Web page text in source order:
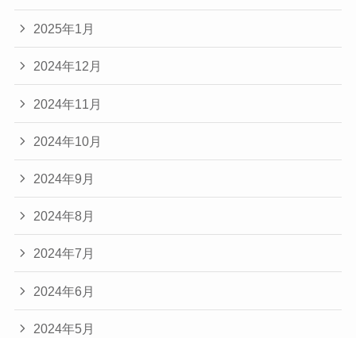
2025年1月
2024年12月
2024年11月
2024年10月
2024年9月
2024年8月
2024年7月
2024年6月
2024年5月